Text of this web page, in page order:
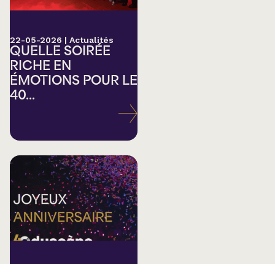
22-05-2026 | Actualités
QUELLE SOIRÉE
RICHE EN
ÉMOTIONS POUR LE
40...